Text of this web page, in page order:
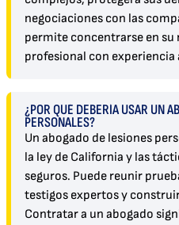
negociaciones con las
permite concentrarse en
profesional con experiencia
¿POR QUÉ DEBERÍA USAR UN
PERSONALES?
Un abogado de lesiones
la ley de California y las
seguros. Puede reunir
testigos expertos y
Contratar a un abogado